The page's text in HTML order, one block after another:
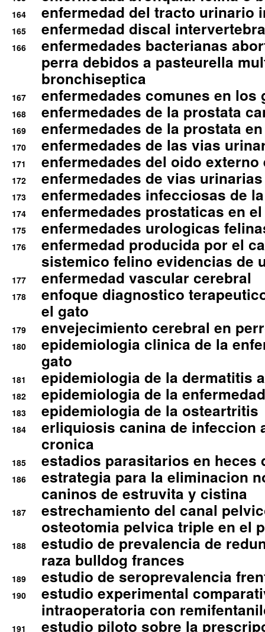
164 enfermedad del tracto urinario
165 enfermedad discal
166
enfermedades bacterianas
perra debidos a pasteurella
bronchiseptica
167 enfermedades comunes en los
168 enfermedades de la prostata
169 enfermedades de la prostata
170 enfermedades de las vias
171 enfermedades del oido
172 enfermedades de vias
173 enfermedades infecciosas de
174 enfermedades prostaticas en
175 enfermedades urologicas
176
enfermedad producida por el
sistemico felino evidencias de
177 enfermedad vascular cerebral
178
enfoque diagnostico
el gato
179 envejecimiento cerebral en
180
epidemiologia clinica de la
gato
181 epidemiologia de la dermatitis
182 epidemiologia de la
183 epidemiologia de la osteartritis
184
erliquiosis canina de infeccion
cronica
185 estadios parasitarios en heces
186
estrategia para la eliminacion
caninos de estruvita y cistina
187
estrechamiento del canal
osteotomia pelvica triple en el
188
estudio de prevalencia de
raza bulldog frances
189 estudio de seroprevalencia
190
estudio experimental
intraoperatoria con
191
estudio piloto sobre la